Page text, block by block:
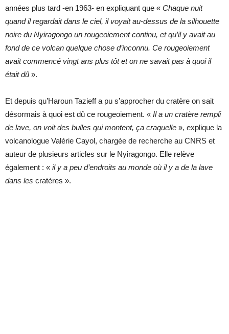
années plus tard -en 1963- en expliquant que « Chaque nuit
quand il regardait dans le ciel, il voyait au-dessus de la silhouette
noire du Nyiragongo un rougeoiement continu, et qu’il y avait au
fond de ce volcan quelque chose d’inconnu. Ce rougeoiement
avait commencé vingt ans plus tôt et on ne savait pas à quoi il
était dû ».
Et depuis qu’Haroun Tazieff a pu s’approcher du cratère on sait
désormais à quoi est dû ce rougeoiement. « Il a un cratère rempli
de lave, on voit des bulles qui montent, ça craquelle », explique la
volcanologue Valérie Cayol, chargée de recherche au CNRS et
auteur de plusieurs articles sur le Nyiragongo. Elle relève
également : « il y a peu d’endroits au monde où il y a de la lave
dans les cratères ».